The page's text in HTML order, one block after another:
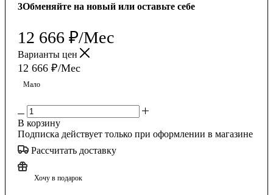
3Обменяйте на новый или оставьте себе
12 666 ₽/Мес
Варианты цен
12 666 ₽/Мес
Мало
В корзину
Подписка действует только при оформлении в магазине
Рассчитать доставку
Хочу в подарок